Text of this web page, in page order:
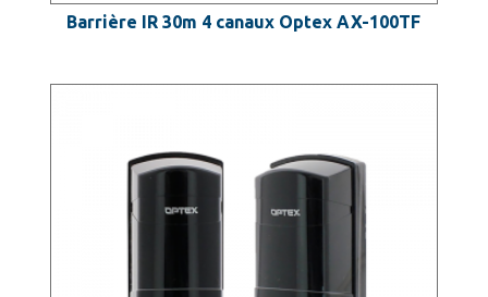
Barrière IR 30m 4 canaux Optex AX-100TF